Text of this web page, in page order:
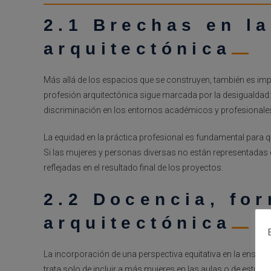
2.1 Brechas en
arquitectónica
Más allá de los espacios que se construyen, también es
profesión arquitectónica sigue marcada por la
discriminación en los entornos académicos y
La equidad en la práctica profesional es fundamental para
Si las mujeres y personas diversas no están
reflejadas en el resultado final de los proyectos.
2.2 Docencia,
arquitectónica
La incorporación de una perspectiva equitativa en la